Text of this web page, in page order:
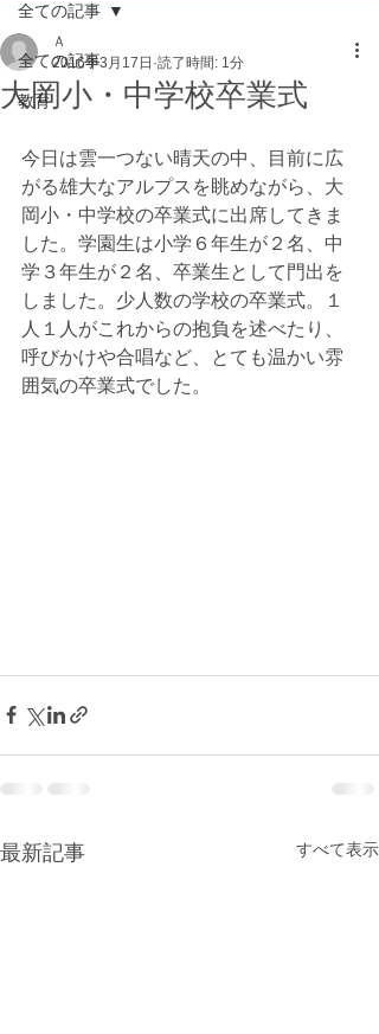
全ての記事
教育
全ての記事
大岡小・中学校卒業式
Ａ
2016年3月17日 読了時間: 1分
今日は雲一つない晴天の中、目前に広
がる雄大なアルプスを眺めながら、大
岡小・中学校の卒業式に出席してきま
した。学園生は小学６年生が２名、中
学３年生が２名、卒業生として門出を
しました。少人数の学校の卒業式。１
人１人がこれからの抱負を述べたり、
呼びかけや合唱など、とても温かい雰
囲気の卒業式でした。
最新記事 すべて表示